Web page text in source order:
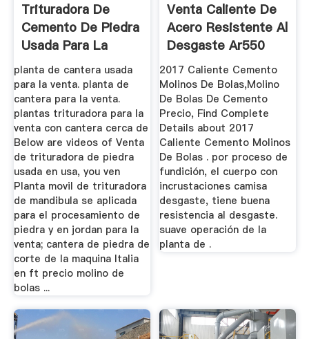
Trituradora De
Cemento De Piedra
Usada Para La
Venta
planta de cantera usada
para la venta. planta de
cantera para la venta.
plantas trituradora para la
venta con cantera cerca de
Below are videos of Venta
de trituradora de piedra
usada en usa, you ven
Planta movil de trituradora
de mandibula se aplicada
para el procesamiento de
piedra y en jordan para la
venta; cantera de piedra de
corte de la maquina Italia
en ft precio molino de
bolas ...
Venta Caliente De
Acero Resistente Al
Desgaste Ar550
2017 Caliente Cemento
Molinos De Bolas,Molino
De Bolas De Cemento
Precio, Find Complete
Details about 2017
Caliente Cemento Molinos
De Bolas . por proceso de
fundición, el cuerpo con
incrustaciones camisa
desgaste, tiene buena
resistencia al desgaste.
suave operación de la
planta de .